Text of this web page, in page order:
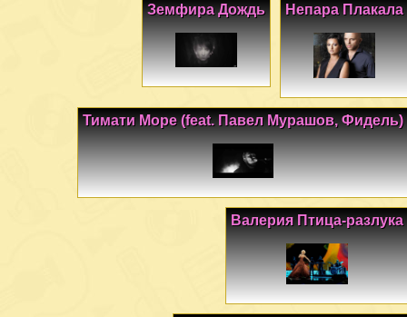
Непара Плакала
Земфира Дождь
Тимати Море (feat. Павел Мурашов, Фидель)
Валерия Птица-разлука